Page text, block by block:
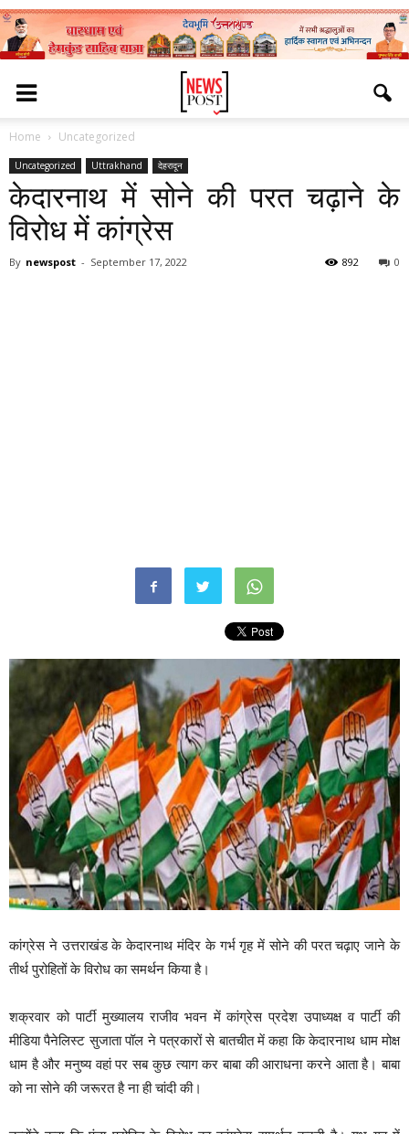
Home Uncategorized
Uncategorized Uttrakhand देहरादून
केदारनाथ में सोने की परत चढ़ाने के
विरोध में कांग्रेस
By newspost - September 17, 2022 0
892
कांग्रेस ने उत्तराखंड के केदारनाथ मंदिर के गर्भ गृह में सोने की परत चढ़ाए जाने के
तीर्थ पुरोहितों के विरोध का समर्थन किया है।
शक्रवार को पार्टी मुख्यालय राजीव भवन में कांग्रेस प्रदेश उपाध्यक्ष व पार्टी की
मीडिया पैनेलिस्ट सुजाता पॉल ने पत्रकारों से बातचीत में कहा कि केदारनाथ धाम मोक्ष
धाम है और मनुष्य वहां पर सब कुछ त्याग कर बाबा की आराधना करने आता है। बाबा
को ना सोने की जरूरत है ना ही चांदी की।